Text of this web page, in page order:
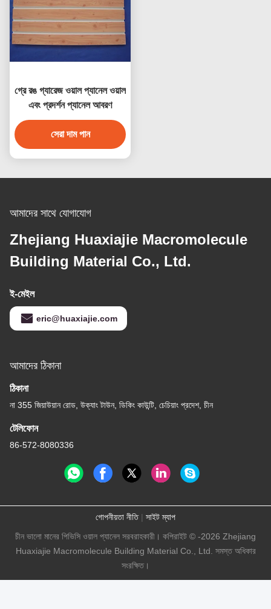
গ্রে রঙ গ্যারেজ ওয়াল প্যানেল ওয়াল
এবং প্রদর্শন প্যানেল আবরণ
সেরা দাম পান
আমাদের সাথে যোগাযোগ
Zhejiang Huaxiajie Macromolecule
Building Material Co., Ltd.
ই-মেইল
eric@huaxiajie.com
আমাদের ঠিকানা
ঠিকানা
না 355 জিয়াউয়ান রোড, উক্যাং টাউন, ডিকিং কাউন্টি, চেচিয়াং প্রদেশ, চীন
টেলিফোন
86-572-8080336
গোপনীয়তা নীতি| সাইট ম্যাপ
চীন ভালো মানের পিভিসি ওয়াল প্যানেল সরবরাহকারী। কপিরাইট © -2026 Zhejiang
Huaxiajie Macromolecule Building Material Co., Ltd. সমস্ত অধিকার
সংরক্ষিত।